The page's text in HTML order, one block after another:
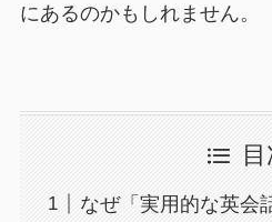
にあるのかもしれません。
なぜ「実用的な英会